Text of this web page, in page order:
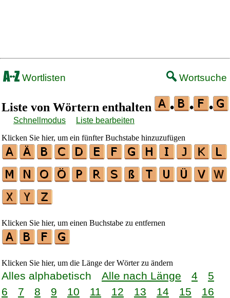
Wortlisten Wortsuche
Liste von Wörtern enthalten • • •
Schnellmodus
Liste bearbeiten
Klicken Sie hier, um ein fünfter Buchstabe hinzuzufügen
Klicken Sie hier, um einen Buchstabe zu entfernen
Klicken Sie hier, um die Länge der Wörter zu ändern
Alles alphabetisch Alle nach Länge 4
5
6
7 8 9 10 11 12 13 14 15
16